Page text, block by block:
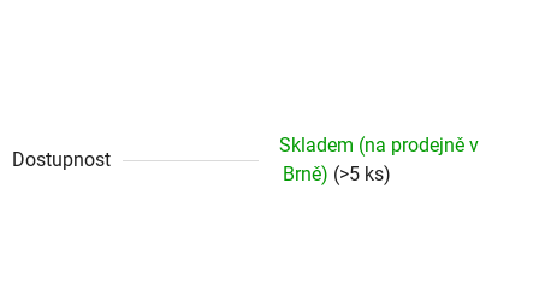
Dostupnost
Skladem (na prodejně v
Brně) (>5 ks)